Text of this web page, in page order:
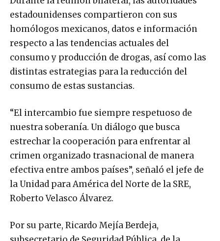
estadounidenses compartieron con sus
homólogos mexicanos, datos e información
respecto a las tendencias actuales del
consumo y producción de drogas, así como las
distintas estrategias para la reducción del
consumo de estas sustancias.
“El intercambio fue siempre respetuoso de
nuestra soberanía. Un diálogo que busca
estrechar la cooperación para enfrentar al
crimen organizado trasnacional de manera
efectiva entre ambos países”, señaló el jefe de
la Unidad para América del Norte de la SRE,
Roberto Velasco Álvarez.
Por su parte, Ricardo Mejía Berdeja,